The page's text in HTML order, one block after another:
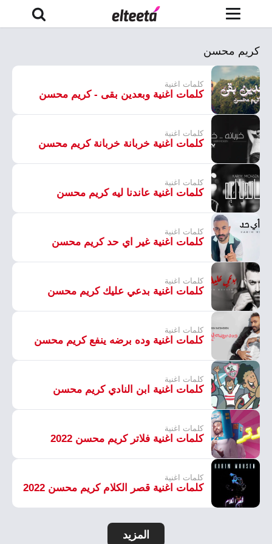
كريم محسن
كلمات اغنية
كلمات اغنية وبعدين بقى - كريم محسن
كلمات اغنية
كلمات اغنية خربانة خربانة كريم محسن
كلمات اغنية
كلمات اغنية عاندنا ليه كريم محسن
كلمات اغنية
كلمات اغنية غير اي حد كريم محسن
كلمات اغنية
كلمات اغنية بدعي عليك كريم محسن
كلمات اغنية
كلمات اغنية وده برضه ينفع كريم محسن
كلمات اغنية
كلمات اغنية ابن النادي كريم محسن
كلمات اغنية
كلمات اغنية فلاتر كريم محسن 2022
كلمات اغنية
كلمات اغنية قصر الكلام كريم محسن 2022
المزيد